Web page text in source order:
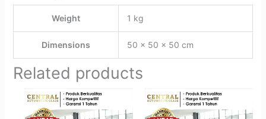
Weight 1 kg
Dimensions 50 × 50 × 50 cm
Related products